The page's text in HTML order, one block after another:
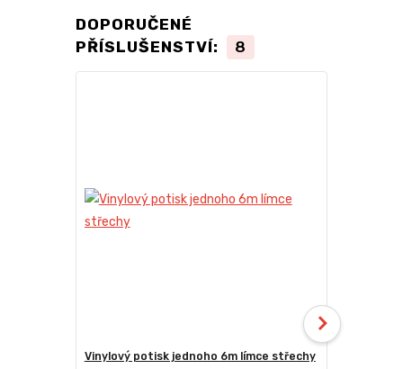
DOPORUČENÉ
PŘÍSLUŠENSTVÍ:
8
Vinylový potisk jednoho 6m límce střechy